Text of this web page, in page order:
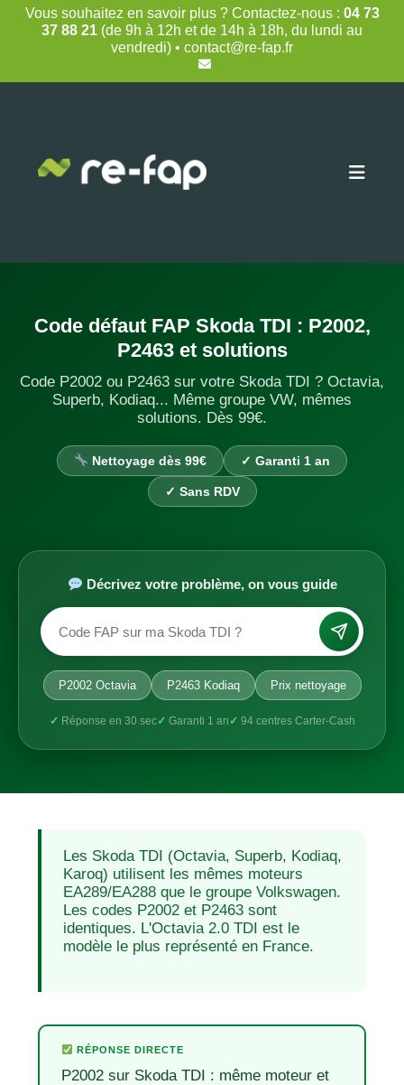
Vous souhaitez en savoir plus ? Contactez-nous : 04 73
37 88 21 (de 9h à 12h et de 14h à 18h, du lundi au
vendredi) • contact@re-fap.fr
Code défaut FAP Skoda TDI : P2002,
P2463 et solutions
Code P2002 ou P2463 sur votre Skoda TDI ? Octavia,
Superb, Kodiaq... Même groupe VW, mêmes
solutions. Dès 99€.
Nettoyage dès 99€ ✓ Garanti 1 an
✓ Sans RDV
Décrivez votre problème, on vous guide
P2002 Octavia P2463 Kodiaq Prix nettoyage
✓ Réponse en 30 sec✓ Garanti 1 an ✓ 94 centres Carter-Cash
Les Skoda TDI (Octavia, Superb, Kodiaq,
Karoq) utilisent les mêmes moteurs
EA289/EA288 que le groupe Volkswagen.
Les codes P2002 et P2463 sont
identiques. L'Octavia 2.0 TDI est le
modèle le plus représenté en France.
RÉPONSE DIRECTE
P2002 sur Skoda TDI : même moteur et